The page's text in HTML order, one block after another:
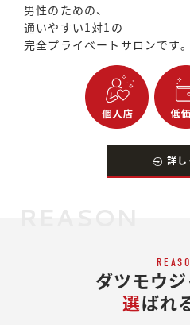
男性のための、
通いやすい1対1の
完全プライベートサロンです。
詳し
ダツモウ
選ばれ